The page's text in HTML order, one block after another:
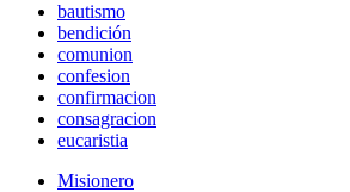
bautismo
bendición
comunion
confesion
confirmacion
consagracion
eucaristia
Misionero